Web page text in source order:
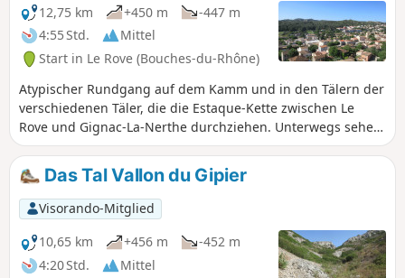
12,75 km
+450 m
-447 m
4:55 Std.
Mittel
Start in Le Rove (Bouches-du-Rhône)
Atypischer Rundgang auf dem Kamm und in den Tälern der
verschiedenen Täler, die die Estaque-Kette zwischen Le
Rove und Gignac-La-Nerthe durchziehen. Unterwegs sehen
Sie die Jungfrau von Rove, die Kapelle St-Michel, die Ruinen
des Schlosses der Tempelritter und die Überreste des
Laure-Camps. Eine abwechslungsreiche Landschaft und
sehr schöne Ausblicke auf die Rade de Marseille und den
Étang de Berre.
Das Tal Vallon du Gipier
Visorando-Mitglied
10,65 km
+456 m
-452 m
4:20 Std.
Mittel